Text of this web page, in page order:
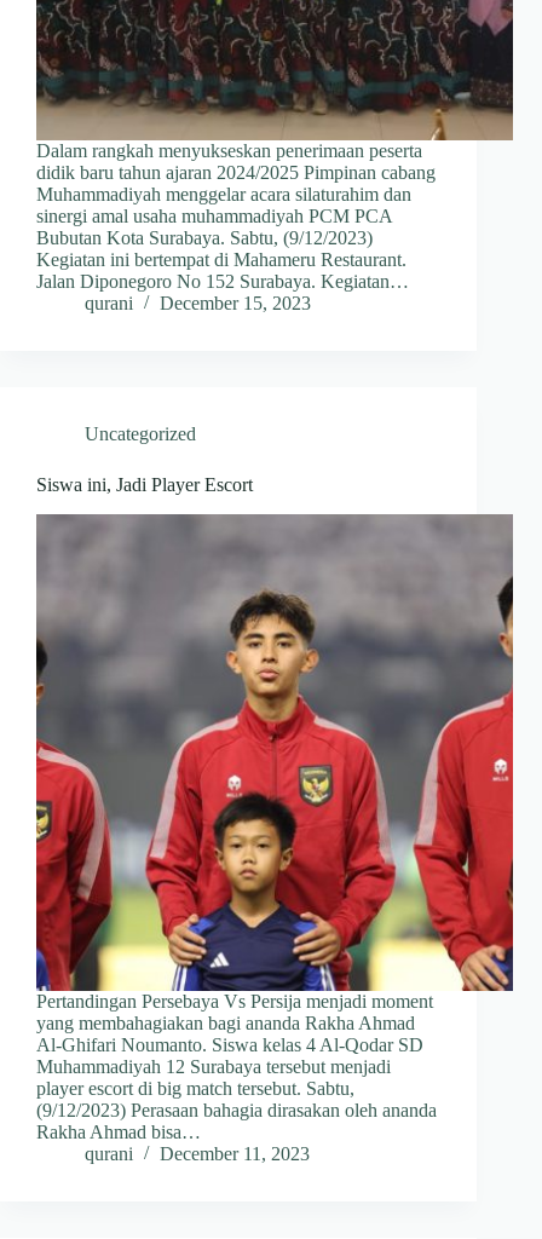
Dalam rangkah menyukseskan penerimaan peserta
didik baru tahun ajaran 2024/2025 Pimpinan cabang
Muhammadiyah menggelar acara silaturahim dan
sinergi amal usaha muhammadiyah PCM PCA
Bubutan Kota Surabaya. Sabtu, (9/12/2023)
Kegiatan ini bertempat di Mahameru Restaurant.
Jalan Diponegoro No 152 Surabaya. Kegiatan…
qurani
December 15, 2023
Uncategorized
Siswa ini, Jadi Player Escort
Pertandingan Persebaya Vs Persija menjadi moment
yang membahagiakan bagi ananda Rakha Ahmad
Al-Ghifari Noumanto. Siswa kelas 4 Al-Qodar SD
Muhammadiyah 12 Surabaya tersebut menjadi
player escort di big match tersebut. Sabtu,
(9/12/2023) Perasaan bahagia dirasakan oleh ananda
Rakha Ahmad bisa…
qurani
December 11, 2023